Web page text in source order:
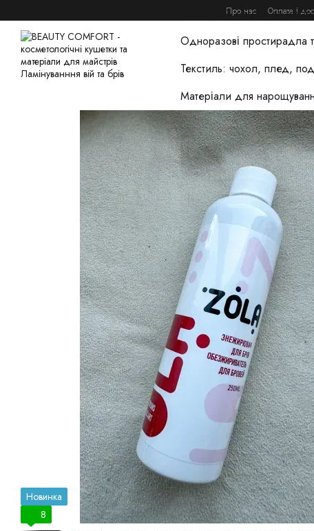
Про нас Оплата і
Домашній догляд та
Одноразові простирадла
Текстиль: чохол, плед,
Матеріали для
Новинка
8